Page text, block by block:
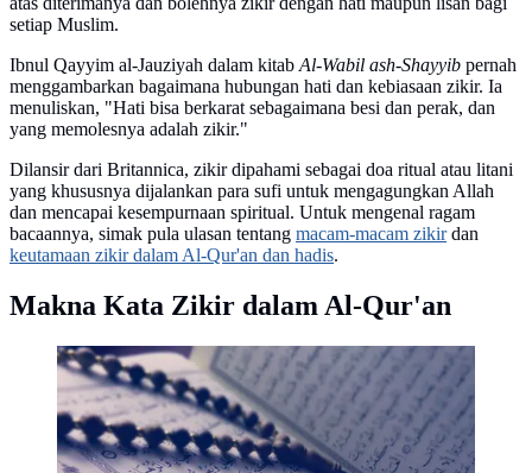
setiap Muslim.
Ibnul Qayyim al-Jauziyah dalam kitab Al-Wabil ash-Shayyib pernah
menggambarkan bagaimana hubungan hati dan kebiasaan zikir. Ia
menuliskan, "Hati bisa berkarat sebagaimana besi dan perak, dan
yang memolesnya adalah zikir."
Dilansir dari Britannica, zikir dipahami sebagai doa ritual atau litani
yang khususnya dijalankan para sufi untuk mengagungkan Allah
dan mencapai kesempurnaan spiritual. Untuk mengenal ragam
bacaannya, simak pula ulasan tentang macam-macam zikirdan
keutamaan zikir dalam Al-Qur'an dan hadis.
Makna Kata Zikir dalam Al-Qur'an